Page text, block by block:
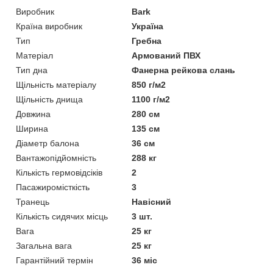
Виробник
Bark
Країна виробник
Україна
Тип
Гребна
Матеріал
Армований ПВХ
Тип дна
Фанерна рейкова слань
Щільність матеріалу
850 г/м2
Щільність днища
1100 г/м2
Довжина
280 см
Ширина
135 см
Діаметр балона
36 см
Вантажопідйомність
288 кг
Кількість гермовідсіків
2
Пасажиромісткість
3
Транець
Навісний
Кількість сидячих місць
3 шт.
Вага
25 кг
Загальна вага
25 кг
Гарантійний термін
36 міс